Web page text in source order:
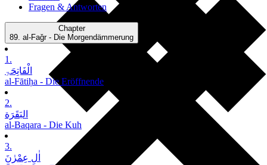
Fragen & Antworten
Chapter
89. al-Faǧr - Die Morgendämmerung
1.
الْفَاتِحَۃِ
al-Fātiḥa - Die Eröffnende
2.
البَقَرَة
al-Baqara - Die Kuh
3.
اٰلِ عِمْرٰنَ